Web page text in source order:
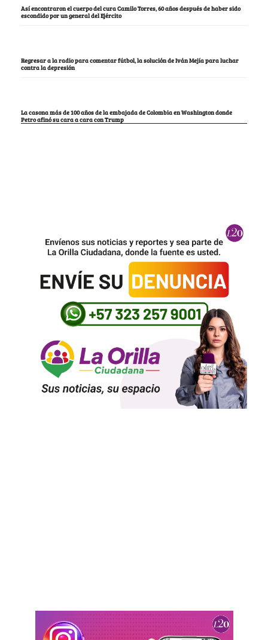
Así encontraron el cuerpo del cura Camilo Torres, 60 años después de haber sido
escondido por un general del Ejército
Regresar a la radio para comentar fútbol, la solución de Iván Mejía para luchar
contra la depresión
La casona más de 100 años de la embajada de Colombia en Washington donde
Petro afinó su cara a cara con Trump